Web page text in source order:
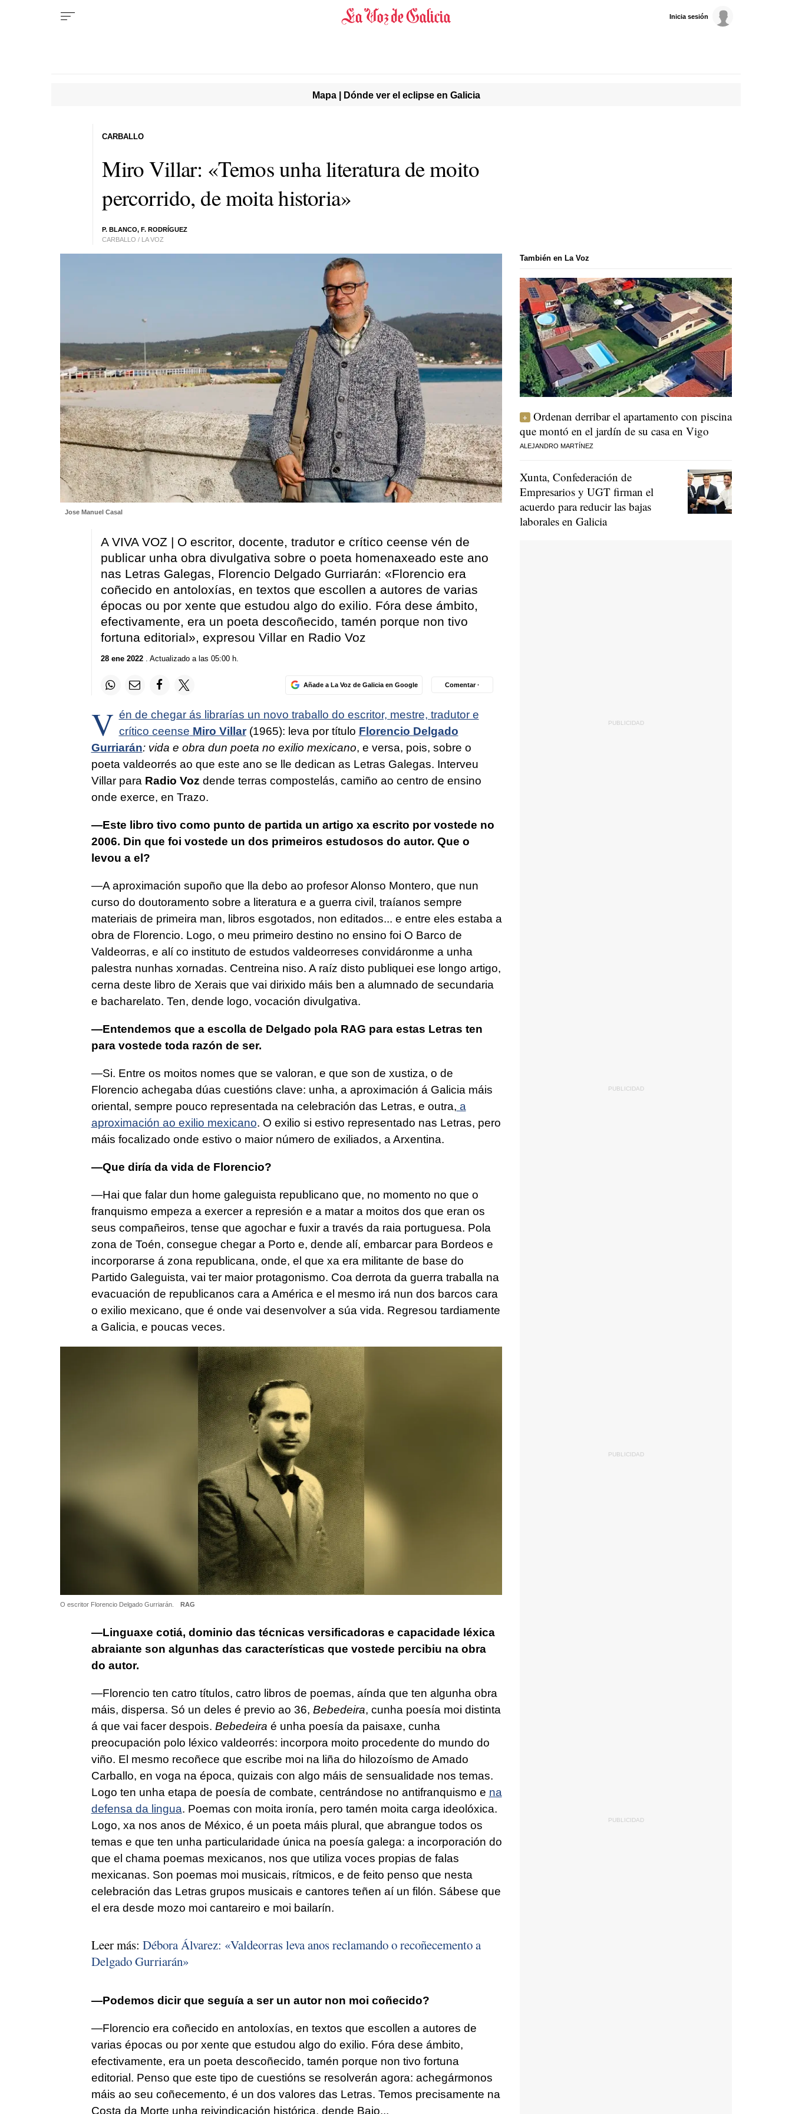
Inicia sesión
Mapa | Dónde ver el eclipse en Galicia
Miro Villar: «Temos unha literatura de moito
percorrido, de moita historia»
P. BLANCO, F. RODRÍGUEZ
CARBALLO / LA VOZ
CARBALLO
Jose Manuel Casal
A VIVA VOZ | O escritor, docente, tradutor e crítico ceense vén de
publicar unha obra divulgativa sobre o poeta homenaxeado este ano
nas Letras Galegas, Florencio Delgado Gurriarán: «Florencio era
coñecido en antoloxías, en textos que escollen a autores de varias
épocas ou por xente que estudou algo do exilio. Fóra dese ámbito,
efectivamente, era un poeta descoñecido, tamén porque non tivo
fortuna editorial», expresou Villar en Radio Voz
28 ene 2022. Actualizado a las 05:00 h.
Añade a La Voz de Galicia en Google Comentar ·
V én de chegar ás librarías un novo traballo do escritor, mestre, tradutor e
crítico ceense Miro Villar(1965): leva por título Florencio Delgado
Gurriarán: vida e obra dun poeta no exilio mexicano, e versa, pois, sobre o
poeta valdeorrés ao que este ano se lle dedican as Letras Galegas. Interveu
Villar para Radio Voz dende terras compostelás, camiño ao centro de ensino
onde exerce, en Trazo.
—Este libro tivo como punto de partida un artigo xa escrito por vostede no
2006. Din que foi vostede un dos primeiros estudosos do autor. Que o
levou a el?
—A aproximación supoño que lla debo ao profesor Alonso Montero, que nun
curso do doutoramento sobre a literatura e a guerra civil, traíanos sempre
materiais de primeira man, libros esgotados, non editados... e entre eles estaba a
obra de Florencio. Logo, o meu primeiro destino no ensino foi O Barco de
Valdeorras, e alí co instituto de estudos valdeorreses convidáronme a unha
palestra nunhas xornadas. Centreina niso. A raíz disto publiquei ese longo artigo,
cerna deste libro de Xerais que vai dirixido máis ben a alumnado de secundaria
e bacharelato. Ten, dende logo, vocación divulgativa.
—Entendemos que a escolla de Delgado pola RAG para estas Letras ten
para vostede toda razón de ser.
—Si. Entre os moitos nomes que se valoran, e que son de xustiza, o de
Florencio achegaba dúas cuestións clave: unha, a aproximación á Galicia máis
oriental, sempre pouco representada na celebración das Letras, e outra, a
aproximación ao exilio mexicano. O exilio si estivo representado nas Letras, pero
máis focalizado onde estivo o maior número de exiliados, a Arxentina.
—Que diría da vida de Florencio?
—Hai que falar dun home galeguista republicano que, no momento no que o
franquismo empeza a exercer a represión e a matar a moitos dos que eran os
seus compañeiros, tense que agochar e fuxir a través da raia portuguesa. Pola
zona de Toén, consegue chegar a Porto e, dende alí, embarcar para Bordeos e
incorporarse á zona republicana, onde, el que xa era militante de base do
Partido Galeguista, vai ter maior protagonismo. Coa derrota da guerra traballa na
evacuación de republicanos cara a América e el mesmo irá nun dos barcos cara
o exilio mexicano, que é onde vai desenvolver a súa vida. Regresou tardiamente
a Galicia, e poucas veces.
O escritor Florencio Delgado Gurriarán. RAG
—Linguaxe cotiá, dominio das técnicas versificadoras e capacidade léxica
abraiante son algunhas das características que vostede percibiu na obra
do autor.
—Florencio ten catro títulos, catro libros de poemas, aínda que ten algunha obra
máis, dispersa. Só un deles é previo ao 36, Bebedeira, cunha poesía moi distinta
á que vai facer despois. Bebedeira é unha poesía da paisaxe, cunha
preocupación polo léxico valdeorrés: incorpora moito procedente do mundo do
viño. El mesmo recoñece que escribe moi na liña do hilozoísmo de Amado
Carballo, en voga na época, quizais con algo máis de sensualidade nos temas.
Logo ten unha etapa de poesía de combate, centrándose no antifranquismo e na
defensa da lingua. Poemas con moita ironía, pero tamén moita carga ideolóxica.
Logo, xa nos anos de México, é un poeta máis plural, que abrangue todos os
temas e que ten unha particularidade única na poesía galega: a incorporación do
que el chama poemas mexicanos, nos que utiliza voces propias de falas
mexicanas. Son poemas moi musicais, rítmicos, e de feito penso que nesta
celebración das Letras grupos musicais e cantores teñen aí un filón. Sábese que
el era desde mozo moi cantareiro e moi bailarín.
Leer más: Débora Álvarez: «Valdeorras leva anos reclamando o recoñecemento a
Delgado Gurriarán»
—Podemos dicir que seguía a ser un autor non moi coñecido?
—Florencio era coñecido en antoloxías, en textos que escollen a autores de
varias épocas ou por xente que estudou algo do exilio. Fóra dese ámbito,
efectivamente, era un poeta descoñecido, tamén porque non tivo fortuna
editorial. Penso que este tipo de cuestións se resolverán agora: achegármonos
máis ao seu coñecemento, é un dos valores das Letras. Temos precisamente na
Costa da Morte unha reivindicación histórica, dende Baio...
También en La Voz
Ordenan derribar el apartamento con piscina
que montó en el jardín de su casa en Vigo
ALEJANDRO MARTÍNEZ
Xunta, Confederación de
Empresarios y UGT firman el
acuerdo para reducir las bajas
laborales en Galicia